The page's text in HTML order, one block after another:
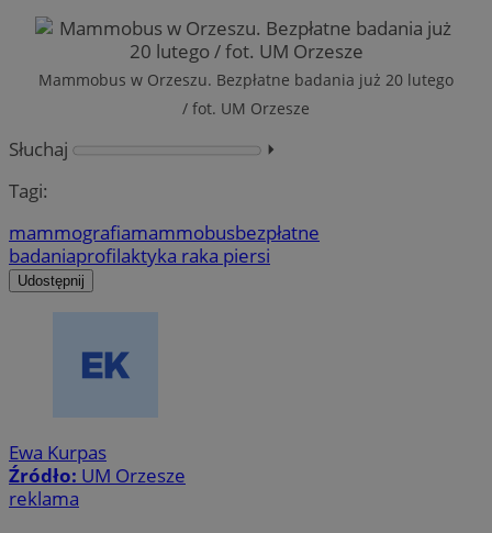
Mammobus w Orzeszu. Bezpłatne badania już 20 lutego
/ fot. UM Orzesze
Słuchaj
⏵︎
Tagi:
mammografiamammobusbezpłatne
badaniaprofilaktyka raka piersi
Udostępnij
Ewa Kurpas
Źródło: UM Orzesze
reklama